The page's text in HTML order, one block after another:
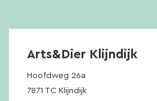
Arts&Dier Klijndijk
Hoofdweg 26a
7871 TC Klijndijk